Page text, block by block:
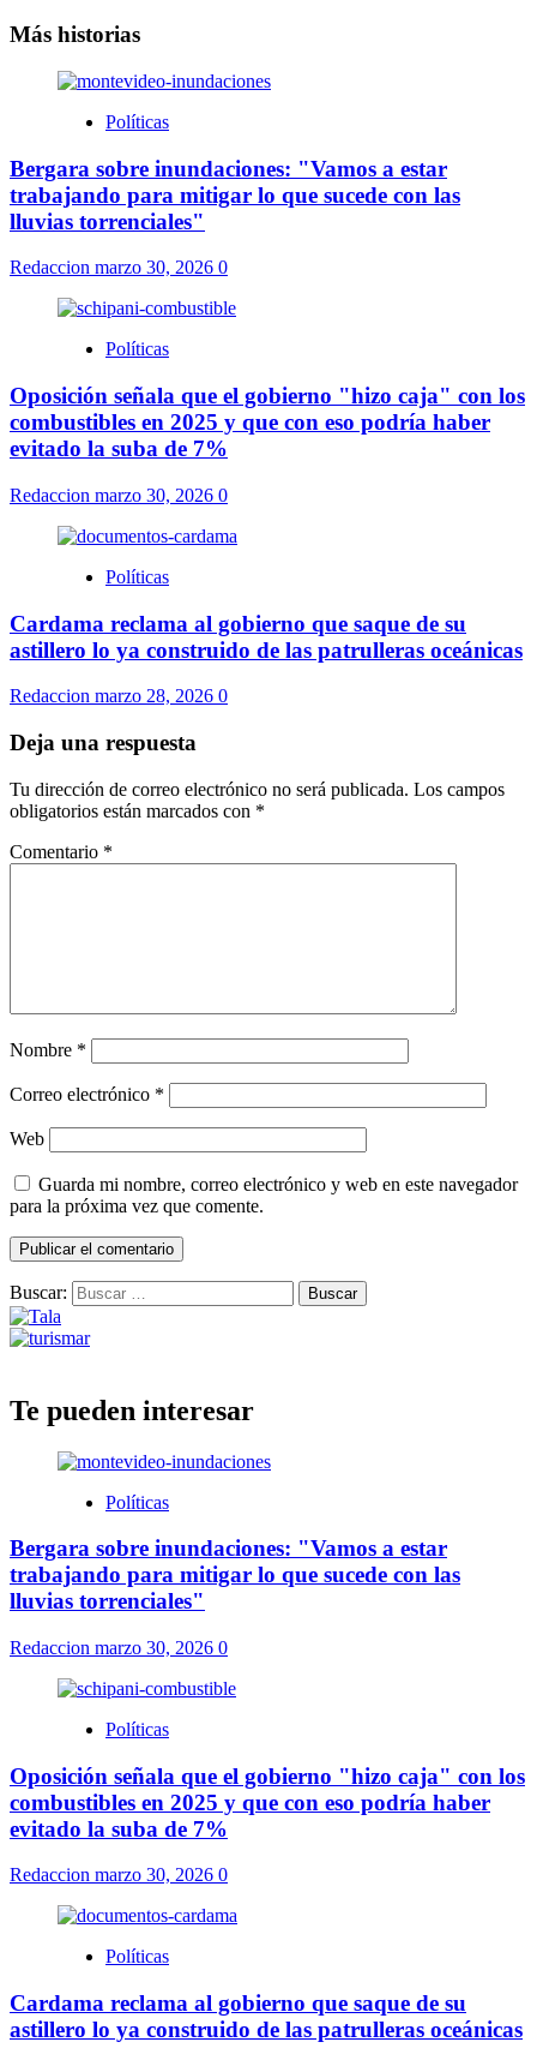
Más historias
Políticas
Bergara sobre inundaciones: "Vamos a estar
trabajando para mitigar lo que sucede con las
lluvias torrenciales"
Redaccion marzo 30, 2026 0
Políticas
Oposición señala que el gobierno "hizo caja" con los
combustibles en 2025 y que con eso podría haber
evitado la suba de 7%
Redaccion marzo 30, 2026 0
Políticas
Cardama reclama al gobierno que saque de su
astillero lo ya construido de las patrulleras oceánicas
Redaccion marzo 28, 2026 0
Deja una respuesta
Tu dirección de correo electrónico no será publicada. Los campos
obligatorios están marcados con *
Comentario *
Nombre *
Correo electrónico *
Web
Guarda mi nombre, correo electrónico y web en este navegador
para la próxima vez que comente.
Buscar:
Te pueden interesar
Políticas
Bergara sobre inundaciones: "Vamos a estar
trabajando para mitigar lo que sucede con las
lluvias torrenciales"
Redaccion marzo 30, 2026 0
Políticas
Oposición señala que el gobierno "hizo caja" con los
combustibles en 2025 y que con eso podría haber
evitado la suba de 7%
Redaccion marzo 30, 2026 0
Políticas
Cardama reclama al gobierno que saque de su
astillero lo ya construido de las patrulleras oceánicas